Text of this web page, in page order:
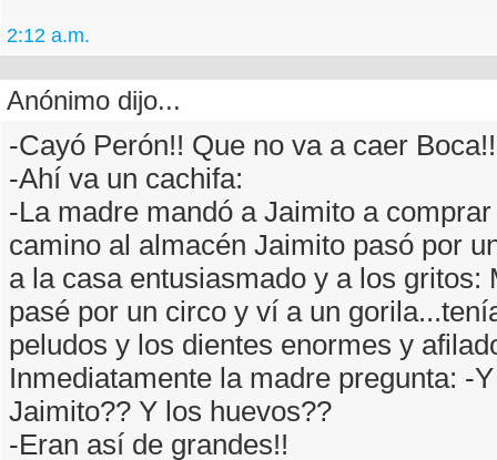
2:12 a.m.
Anónimo dijo...
-Cayó Perón!! Que no va a caer
-Ahí va un cachifa:
-La madre mandó a Jaimito a
camino al almacén Jaimito pasó por
a la casa entusiasmado y a los gritos:
pasé por un circo y ví a un
peludos y los dientes enormes y
Inmediatamente la madre pregunta: -
Jaimito?? Y los huevos??
-Eran así de grandes!!